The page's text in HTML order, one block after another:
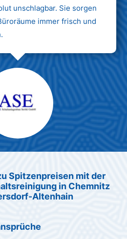
unschlagbar. Sie sorgen
immer frisch und
Mustermann
Spitzenpreisen mit der
in Chemnitz
Altenhain